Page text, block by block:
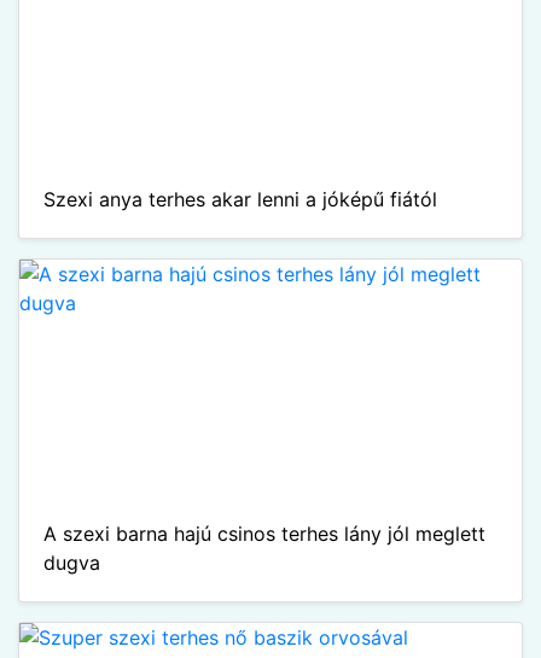
Szexi anya terhes akar lenni a jóképű fiától
A szexi barna hajú csinos terhes lány jól meglett
dugva